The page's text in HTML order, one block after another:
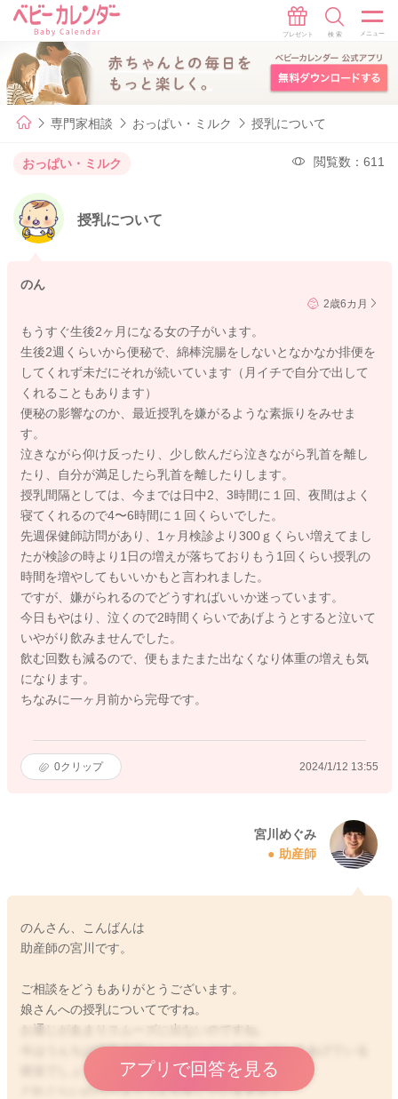
専門家相談 おっぱい・ミルク 授乳について
おっぱい・ミルク 閲覧数：611
授乳について
のん
2歳6カ月
もうすぐ生後2ヶ月になる女の子がいます。
生後2週くらいから便秘で、綿棒浣腸をしないとなかなか排便を
してくれず未だにそれが続いています（月イチで自分で出して
くれることもあります）
便秘の影響なのか、最近授乳を嫌がるような素振りをみせま
す。
泣きながら仰け反ったり、少し飲んだら泣きながら乳首を離し
たり、自分が満足したら乳首を離したりします。
授乳間隔としては、今までは日中2、3時間に１回、夜間はよく
寝てくれるので4〜6時間に１回くらいでした。
先週保健師訪問があり、1ヶ月検診より300ｇくらい増えてまし
たが検診の時より1日の増えが落ちておりもう1回くらい授乳の
時間を増やしてもいいかもと言われました。
ですが、嫌がられるのでどうすればいいか迷っています。
今日もやはり、泣くので2時間くらいであげようとすると泣いて
いやがり飲みませんでした。
飲む回数も減るので、便もまたまた出なくなり体重の増えも気
になります。
ちなみに一ヶ月前から完母です。
0クリップ 2024/1/12 13:55
宮川めぐみ
助産師
のんさん、こんばんは
助産師の宮川です。
ご相談をどうもありがとうございます。
娘さんへの授乳についてですね。
お通じがあまりスムーズに出ないのですね。
今はうんちは綿棒浣腸をしながらでも毎日、出してあげている
状況でしょうか？
どれぐらいのペースでうんちをしていますか？
アプリで回答を見る